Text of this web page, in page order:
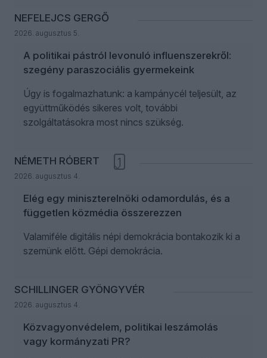
NEFELEJCS GERGŐ
2026. augusztus 5.
A politikai pástról levonuló influenszerekről:
szegény paraszociális gyermekeink
Úgy is fogalmazhatunk: a kampánycél teljesült, az
együttműködés sikeres volt, további
szolgáltatásokra most nincs szükség.
NÉMETH RÓBERT
2026. augusztus 4.
1
Elég egy miniszterelnöki odamordulás, és a
független közmédia összerezzen
Valamiféle digitális népi demokrácia bontakozik ki a
szemünk előtt. Gépi demokrácia.
SCHILLINGER GYÖNGYVÉR
2026. augusztus 4.
Közvagyonvédelem, politikai leszámolás
vagy kormányzati PR?